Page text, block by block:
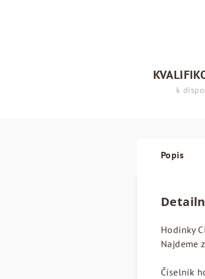
k
Popis
Hodinky
Najdeme
Číselník